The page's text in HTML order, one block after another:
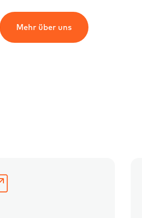
Mehr über uns